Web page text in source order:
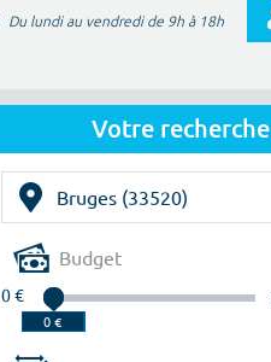
Du lundi au vendredi de 9h à 18h
Votre recherche
Budget
0 €